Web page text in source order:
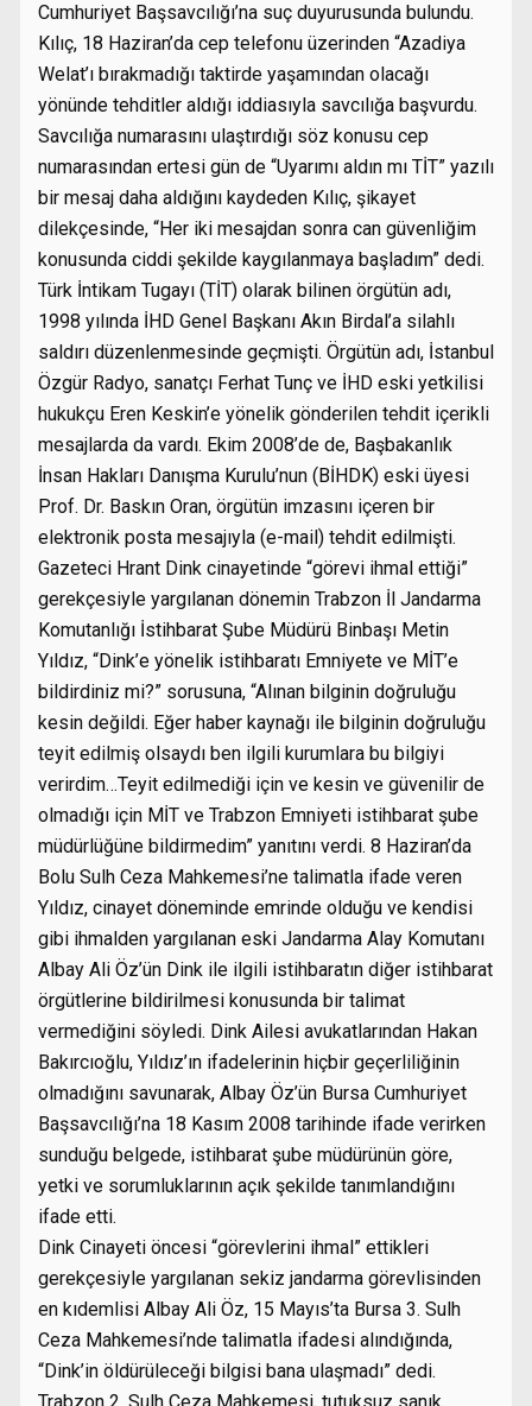
Cumhuriyet Başsavcılığı’na suç duyurusunda bulundu.
Kılıç, 18 Haziran’da cep telefonu üzerinden “Azadiya
Welat’ı bırakmadığı taktirde yaşamından olacağı
yönünde tehditler aldığı iddiasıyla savcılığa başvurdu.
Savcılığa numarasını ulaştırdığı söz konusu cep
numarasından ertesi gün de “Uyarımı aldın mı TİT” yazılı
bir mesaj daha aldığını kaydeden Kılıç, şikayet
dilekçesinde, “Her iki mesajdan sonra can güvenliğim
konusunda ciddi şekilde kaygılanmaya başladım” dedi.
Türk İntikam Tugayı (TİT) olarak bilinen örgütün adı,
1998 yılında İHD Genel Başkanı Akın Birdal’a silahlı
saldırı düzenlenmesinde geçmişti. Örgütün adı, İstanbul
Özgür Radyo, sanatçı Ferhat Tunç ve İHD eski yetkilisi
hukukçu Eren Keskin’e yönelik gönderilen tehdit içerikli
mesajlarda da vardı. Ekim 2008’de de, Başbakanlık
İnsan Hakları Danışma Kurulu’nun (BİHDK) eski üyesi
Prof. Dr. Baskın Oran, örgütün imzasını içeren bir
elektronik posta mesajıyla (e-mail) tehdit edilmişti.
Gazeteci Hrant Dink cinayetinde “görevi ihmal ettiği”
gerekçesiyle yargılanan dönemin Trabzon İl Jandarma
Komutanlığı İstihbarat Şube Müdürü Binbaşı Metin
Yıldız, “Dink’e yönelik istihbaratı Emniyete ve MİT’e
bildirdiniz mi?” sorusuna, “Alınan bilginin doğruluğu
kesin değildi. Eğer haber kaynağı ile bilginin doğruluğu
teyit edilmiş olsaydı ben ilgili kurumlara bu bilgiyi
verirdim…Teyit edilmediği için ve kesin ve güvenilir de
olmadığı için MİT ve Trabzon Emniyeti istihbarat şube
müdürlüğüne bildirmedim” yanıtını verdi. 8 Haziran’da
Bolu Sulh Ceza Mahkemesi’ne talimatla ifade veren
Yıldız, cinayet döneminde emrinde olduğu ve kendisi
gibi ihmalden yargılanan eski Jandarma Alay Komutanı
Albay Ali Öz’ün Dink ile ilgili istihbaratın diğer istihbarat
örgütlerine bildirilmesi konusunda bir talimat
vermediğini söyledi. Dink Ailesi avukatlarından Hakan
Bakırcıoğlu, Yıldız’ın ifadelerinin hiçbir geçerliliğinin
olmadığını savunarak, Albay Öz’ün Bursa Cumhuriyet
Başsavcılığı’na 18 Kasım 2008 tarihinde ifade verirken
sunduğu belgede, istihbarat şube müdürünün göre,
yetki ve sorumluklarının açık şekilde tanımlandığını
ifade etti.
Dink Cinayeti öncesi “görevlerini ihmal” ettikleri
gerekçesiyle yargılanan sekiz jandarma görevlisinden
en kıdemlisi Albay Ali Öz, 15 Mayıs’ta Bursa 3. Sulh
Ceza Mahkemesi’nde talimatla ifadesi alındığında,
“Dink’in öldürüleceği bilgisi bana ulaşmadı” dedi.